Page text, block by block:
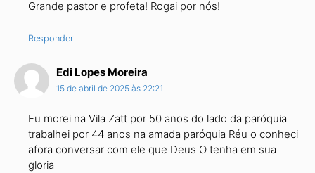
Grande pastor e profeta! Rogai por nós!
Responder
Edi Lopes Moreira
15 de abril de 2025 às 22:21
Eu morei na Vila Zatt por 50 anos do lado da paróquia
trabalhei por 44 anos na amada paróquia Réu o conheci
afora conversar com ele que Deus O tenha em sua
gloria